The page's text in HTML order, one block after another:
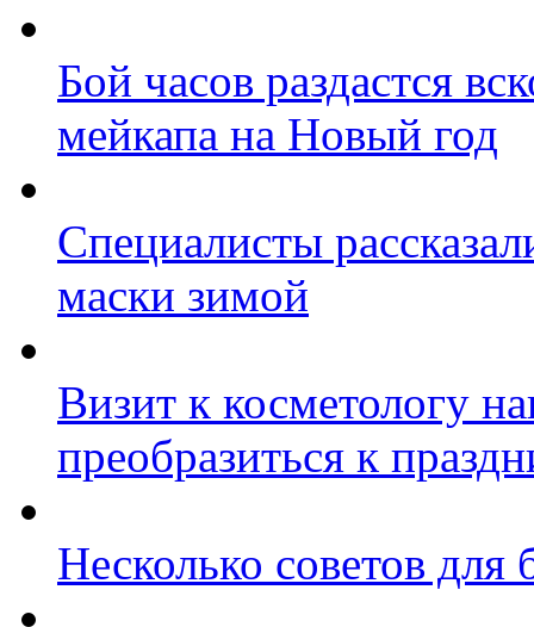
Бой часов раздастся
мейкапа на Новый год
Специалисты
маски зимой
Визит к косметологу
преобразиться к
Несколько советов